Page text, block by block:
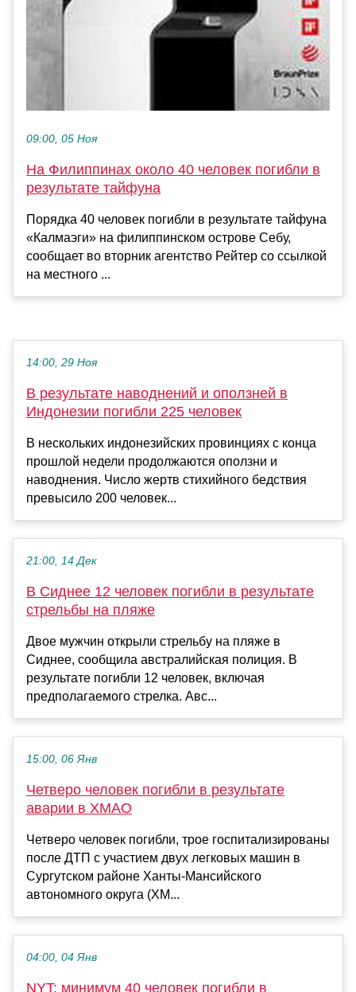
09:00, 05 Ноя
На Филиппинах около 40 человек погибли в
результате тайфуна
Порядка 40 человек погибли в результате тайфуна
«Калмаэги» на филиппинском острове Себу,
сообщает во вторник агентство Рейтер со ссылкой
на местного ...
14:00, 29 Ноя
В результате наводнений и оползней в
Индонезии погибли 225 человек
В нескольких индонезийских провинциях с конца
прошлой недели продолжаются оползни и
наводнения. Число жертв стихийного бедствия
превысило 200 человек...
21:00, 14 Дек
В Сиднее 12 человек погибли в результате
стрельбы на пляже
Двое мужчин открыли стрельбу на пляже в
Сиднее, сообщила австралийская полиция. В
результате погибли 12 человек, включая
предполагаемого стрелка. Авс...
15:00, 06 Янв
Четверо человек погибли в результате
аварии в ХМАО
Четверо человек погибли, трое госпитализированы
после ДТП с участием двух легковых машин в
Сургутском районе Ханты-Мансийского
автономного округа (ХМ...
04:00, 04 Янв
NYT: минимум 40 человек погибли в